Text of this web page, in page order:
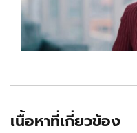
เนื้อหาที่เกี่ยวข้อง